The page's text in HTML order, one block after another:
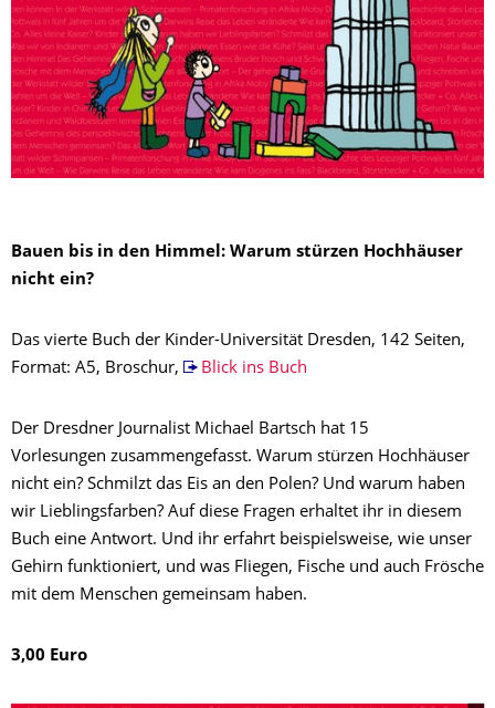
Bauen bis in den Himmel: Warum stürzen Hochhäuser
nicht ein?
Das vierte Buch der Kinder-Universität Dresden, 142 Seiten,
Format: A5, Broschur,
Blick ins Buch
Der Dresdner Journalist Michael Bartsch hat 15
Vorlesungen zusammengefasst. Warum stürzen Hochhäuser
nicht ein? Schmilzt das Eis an den Polen? Und warum haben
wir Lieblingsfarben? Auf diese Fragen erhaltet ihr in diesem
Buch eine Antwort. Und ihr erfahrt beispielsweise, wie unser
Gehirn funktioniert, und was Fliegen, Fische und auch Frösche
mit dem Menschen gemeinsam haben.
3,00 Euro